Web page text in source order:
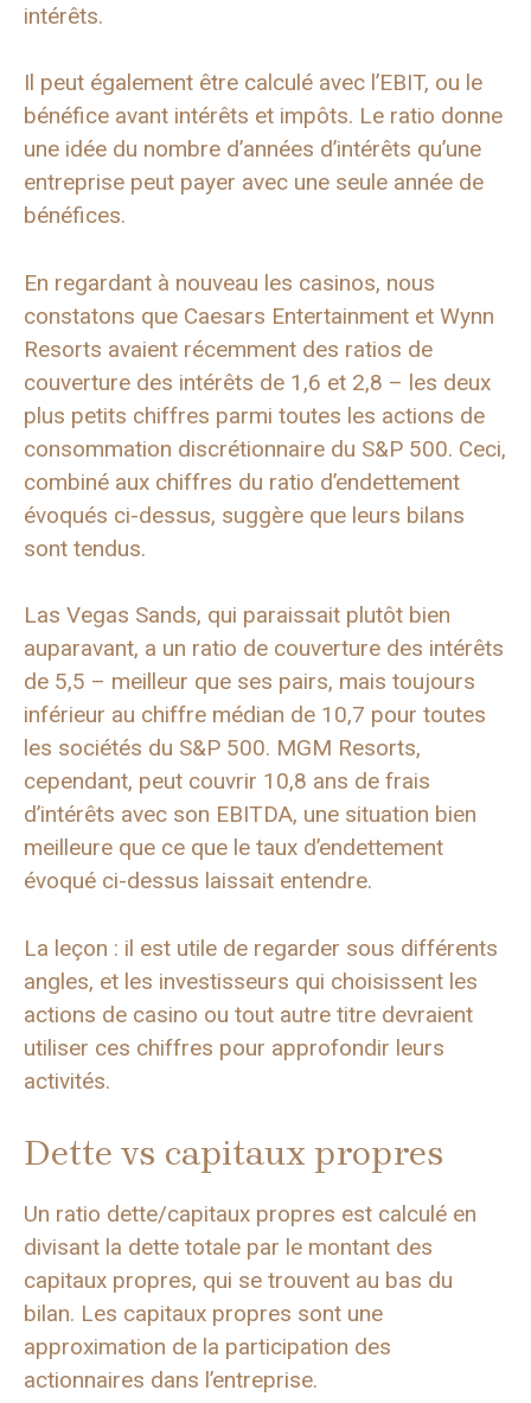
intérêts.
Il peut également être calculé avec l’EBIT, ou le
bénéfice avant intérêts et impôts. Le ratio donne
une idée du nombre d’années d’intérêts qu’une
entreprise peut payer avec une seule année de
bénéfices.
En regardant à nouveau les casinos, nous
constatons que Caesars Entertainment et Wynn
Resorts avaient récemment des ratios de
couverture des intérêts de 1,6 et 2,8 – les deux
plus petits chiffres parmi toutes les actions de
consommation discrétionnaire du S&P 500. Ceci,
combiné aux chiffres du ratio d’endettement
évoqués ci-dessus, suggère que leurs bilans
sont tendus.
Las Vegas Sands, qui paraissait plutôt bien
auparavant, a un ratio de couverture des intérêts
de 5,5 – meilleur que ses pairs, mais toujours
inférieur au chiffre médian de 10,7 pour toutes
les sociétés du S&P 500. MGM Resorts,
cependant, peut couvrir 10,8 ans de frais
d’intérêts avec son EBITDA, une situation bien
meilleure que ce que le taux d’endettement
évoqué ci-dessus laissait entendre.
La leçon : il est utile de regarder sous différents
angles, et les investisseurs qui choisissent les
actions de casino ou tout autre titre devraient
utiliser ces chiffres pour approfondir leurs
activités.
Dette vs capitaux propres
Un ratio dette/capitaux propres est calculé en
divisant la dette totale par le montant des
capitaux propres, qui se trouvent au bas du
bilan. Les capitaux propres sont une
approximation de la participation des
actionnaires dans l’entreprise.